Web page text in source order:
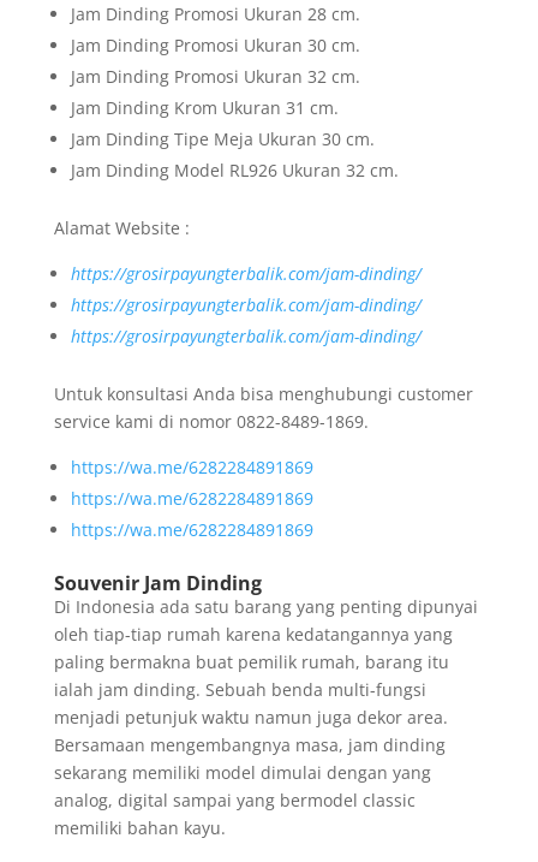
Jam Dinding Promosi Ukuran 28 cm.
Jam Dinding Promosi Ukuran 30 cm.
Jam Dinding Promosi Ukuran 32 cm.
Jam Dinding Krom Ukuran 31 cm.
Jam Dinding Tipe Meja Ukuran 30 cm.
Jam Dinding Model RL926 Ukuran 32 cm.
Alamat Website :
https://grosirpayungterbalik.com/jam-dinding/
https://grosirpayungterbalik.com/jam-dinding/
https://grosirpayungterbalik.com/jam-dinding/
Untuk konsultasi Anda bisa menghubungi customer
service kami di nomor 0822-8489-1869.
https://wa.me/6282284891869
https://wa.me/6282284891869
https://wa.me/6282284891869
Souvenir Jam Dinding
Di Indonesia ada satu barang yang penting dipunyai
oleh tiap-tiap rumah karena kedatangannya yang
paling bermakna buat pemilik rumah, barang itu
ialah jam dinding. Sebuah benda multi-fungsi
menjadi petunjuk waktu namun juga dekor area.
Bersamaan mengembangnya masa, jam dinding
sekarang memiliki model dimulai dengan yang
analog, digital sampai yang bermodel classic
memiliki bahan kayu.